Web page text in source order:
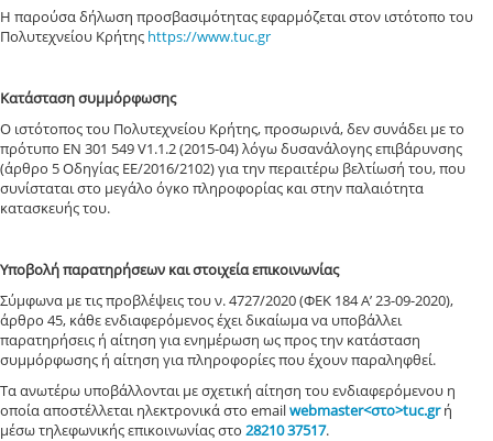
Η παρούσα δήλωση προσβασιμότητας εφαρμόζεται στον ιστότοπο του
Πολυτεχνείου Κρήτης https://www.tuc.gr
Κατάσταση συμμόρφωσης
Ο ιστότοπος του Πολυτεχνείου Κρήτης, προσωρινά, δεν συνάδει με το
πρότυπο ΕΝ 301 549 V1.1.2 (2015-04) λόγωδυσανάλογης επιβάρυνσης
(άρθρο 5 Οδηγίας ΕΕ/2016/2102) για την περαιτέρω βελτίωσή του, που
συνίσταται στο μεγάλο όγκο πληροφορίας καιστην παλαιότητα
κατασκευής του.
Υποβολή παρατηρήσεων και στοιχεία επικοινωνίας
Σύμφωνα με τις προβλέψεις του ν. 4727/2020 (ΦΕΚ 184 Α’ 23-09-2020),
άρθρο 45, κάθε ενδιαφερόμενος έχει δικαίωμα να υποβάλλει
παρατηρήσεις ή αίτηση για ενημέρωση ως προς την κατάσταση
συμμόρφωσης ή αίτηση για πληροφορίες που έχουν παραληφθεί.
Τα ανωτέρω υποβάλλονται με σχετική αίτηση του ενδιαφερόμενου η
οποία αποστέλλεται ηλεκτρονικά στο emailwebmaster<στο>tuc.grή
μέσω τηλεφωνικής επικοινωνίας στο 28210 37517.